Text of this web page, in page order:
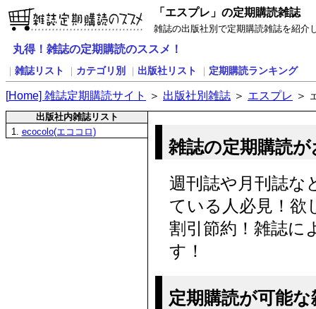
「エスプレ」の定期購読雑誌
雑誌の出版社別で定期購読雑誌を紹介
丸得！雑誌の定期購読のススメ！
雑誌リスト カテゴリ別 出版社リスト 定期購読ランキング
[Home] 雑誌定期購読サイト ＞ 出版社別雑誌 ＞ エスプレ ＞
出版社内雑誌リスト
1. ecocolo(エココロ)
雑誌の定期購読
週刊誌や月刊誌な
ている人必見！欲
割引節約！雑誌に
す！
定期購読が可能